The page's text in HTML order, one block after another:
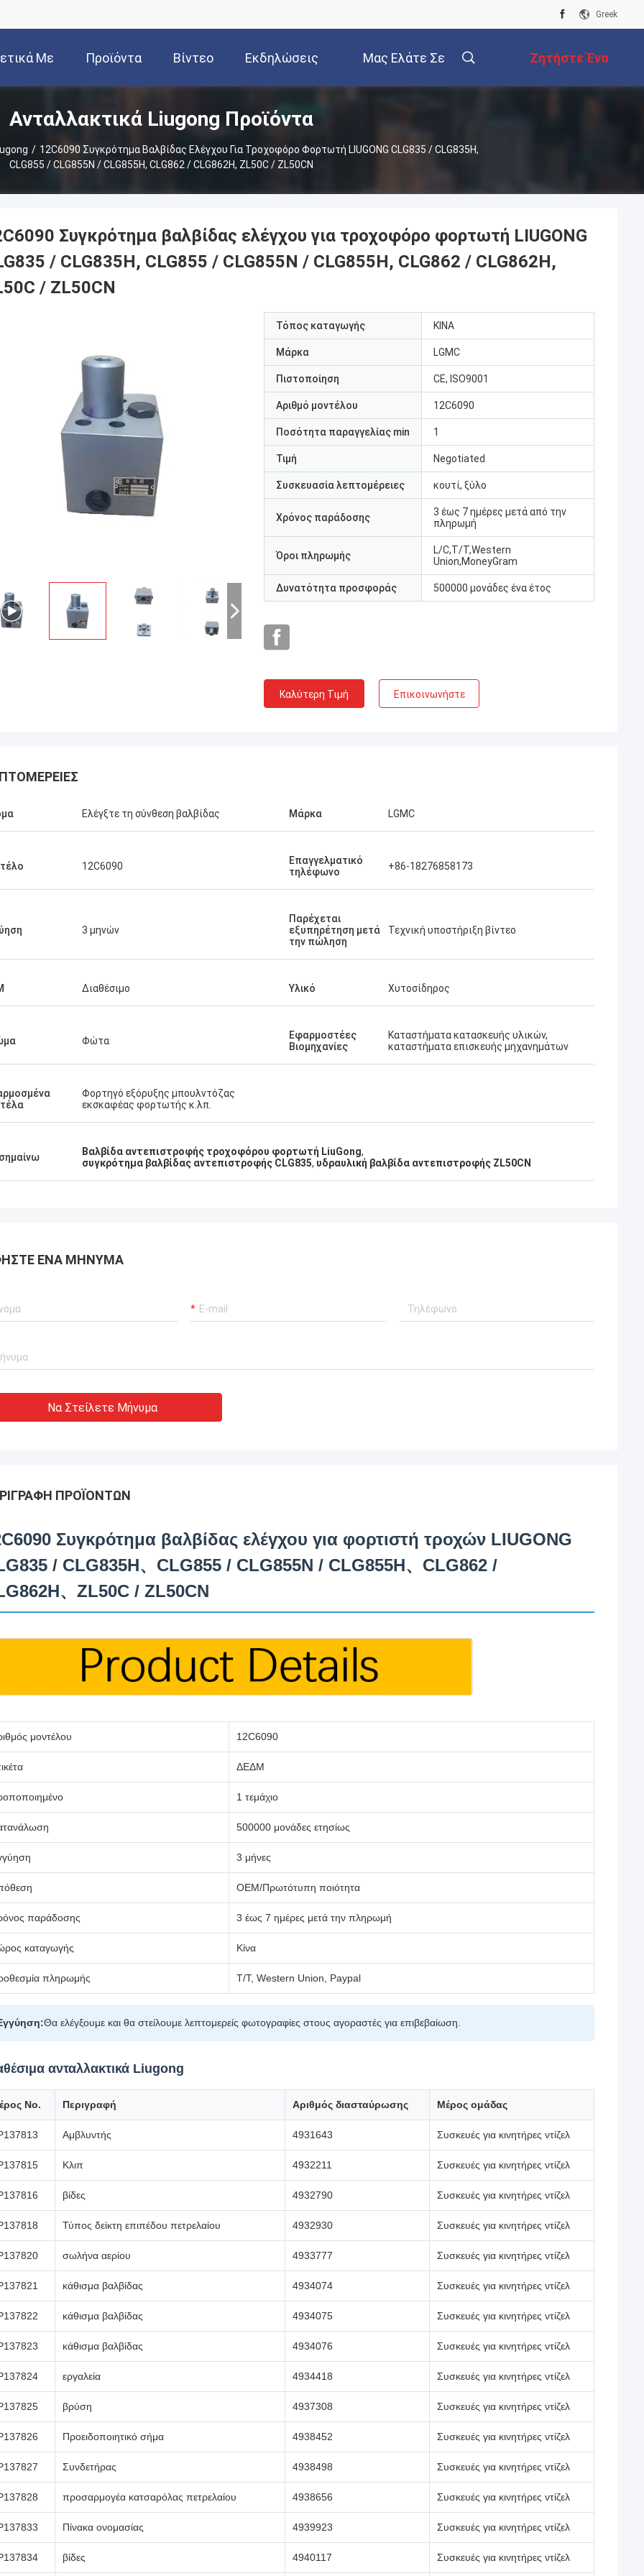
Greek
Με
Εμάς
Προϊόντα Βίντεο Εκδηλώσεις Μας Ελάτε Σε Ζητήστε Ένα
Απόσπασμα
Ανταλλακτικά Liugong Προϊόντα
/ 12C6090 Συγκρότημα Βαλβίδας Ελέγχου Για Τροχοφόρο Φορτωτή LIUGONG CLG835 / CLG835H,
CLG855 / CLG855N / CLG855H, CLG862 / CLG862H, ZL50C / ZL50CN
Συγκρότημα βαλβίδας ελέγχου για τροχοφόρο φορτωτή LIUGONG
/ CLG835H, CLG855 / CLG855N / CLG855H, CLG862 / CLG862H,
/ ZL50CN
Τόπος καταγωγής ΚΙΝΑ
Μάρκα LGMC
Πιστοποίηση CE, ISO9001
Αριθμό μοντέλου 12C6090
Ποσότητα παραγγελίας min 1
Τιμή Negotiated
Συσκευασία λεπτομέρειες κουτί, ξύλο
Χρόνος παράδοσης
3 έως 7 ημέρες μετά από την
πληρωμή
Όροι πληρωμής
L/C,T/T,Western
Union,MoneyGram
Δυνατότητα προσφοράς 500000 μονάδες ένα έτος
Καλύτερη Τιμή Επικοινωνήστε
Ελέγξτε τη σύνθεση βαλβίδας Μάρκα LGMC
12C6090
Επαγγελματικό
τηλέφωνο
+86-18276858173
3 μηνών
Παρέχεται
εξυπηρέτηση μετά
την πώληση
Τεχνική υποστήριξη βίντεο
Διαθέσιμο Υλικό Χυτοσίδηρος
Φώτα
Εφαρμοστέες
Βιομηχανίες
Καταστήματα κατασκευής υλικών,
καταστήματα επισκευής μηχανημάτων
Φορτηγό εξόρυξης μπουλντόζας
εκσκαφέας φορτωτής κ.λπ.
Βαλβίδα αντεπιστροφής τροχοφόρου φορτωτή LiuGong,
συγκρότημα βαλβίδας αντεπιστροφής CLG835, υδραυλική βαλβίδα αντεπιστροφής ZL50CN
ΈΝΑ ΜΉΝΥΜΑ
Να Στείλετε Μήνυμα
ΠΡΟΪΌΝΤΩΝ
Συγκρότημα βαλβίδας ελέγχου για φορτιστή τροχών LIUGONG
/ CLG835H、CLG855 / CLG855N / CLG855H、CLG862 /
、ZL50C / ZL50CN
μοντέλου 12C6090
ΔΕΔΜ
1 τεμάχιο
500000 μονάδες ετησίως
3 μήνες
OEM/Πρωτότυπη ποιότητα
παράδοσης 3 έως 7 ημέρες μετά την πληρωμή
καταγωγής Κίνα
πληρωμής T/T, Western Union, Paypal
Θα ελέγξουμε και θα στείλουμε λεπτομερείς φωτογραφίες στους αγοραστές για επιβεβαίωση.
ανταλλακτικά Liugong
Νο. Περιγραφή Αριθμός διασταύρωσης Μέρος ομάδας
Αμβλυντής 4931643 Συσκευές για κινητήρες ντίζελ
Κλιπ 4932211 Συσκευές για κινητήρες ντίζελ
βίδες 4932790 Συσκευές για κινητήρες ντίζελ
Τύπος δείκτη επιπέδου πετρελαίου 4932930 Συσκευές για κινητήρες ντίζελ
σωλήνα αερίου 4933777 Συσκευές για κινητήρες ντίζελ
κάθισμα βαλβίδας 4934074 Συσκευές για κινητήρες ντίζελ
κάθισμα βαλβίδας 4934075 Συσκευές για κινητήρες ντίζελ
κάθισμα βαλβίδας 4934076 Συσκευές για κινητήρες ντίζελ
εργαλεία 4934418 Συσκευές για κινητήρες ντίζελ
βρύση 4937308 Συσκευές για κινητήρες ντίζελ
Προειδοποιητικό σήμα 4938452 Συσκευές για κινητήρες ντίζελ
Συνδετήρας 4938498 Συσκευές για κινητήρες ντίζελ
προσαρμογέα κατσαρόλας πετρελαίου 4938656 Συσκευές για κινητήρες ντίζελ
Πίνακα ονομασίας 4939923 Συσκευές για κινητήρες ντίζελ
βίδες 4940117 Συσκευές για κινητήρες ντίζελ